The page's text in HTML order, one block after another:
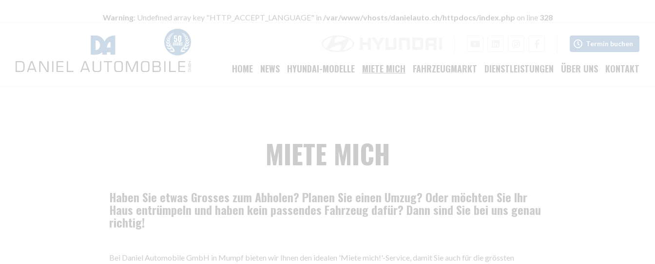
Warning: Undefined array key "HTTP_ACCEPT_LANGUAGE" in /var/www/vhosts/danielauto.ch/httpdocs/index.php on line 328
Termin buchen
HOME NEWS HYUNDAI-MODELLE MIETE MICH FAHRZEUGMARKT DIENSTLEISTUNGEN ÜBER UNS KONTAKT
MIETE MICH
Haben Sie etwas Grosses zum Abholen? Planen Sie einen Umzug? Oder möchten Sie Ihr
Haus entrümpeln und haben kein passendes Fahrzeug dafür? Dann sind Sie bei uns genau
richtig!
Bei Daniel Automobile GmbH in Mumpf bieten wir Ihnen den idealen 'Miete mich!'-Service, damit Sie auch für die grössten